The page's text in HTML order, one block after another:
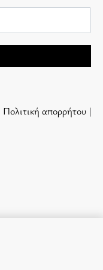
Πολιτική απορρήτου|